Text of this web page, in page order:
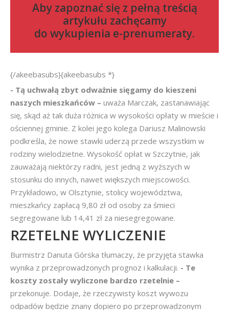
Aby zapoznać się z pełną treścią
artykułu zachęcamy
do wykupienia e-prenumeraty.
{/akeebasubs}{akeebasubs *}
- Tą uchwałą zbyt odważnie sięgamy do kieszeni
naszych mieszkańców – uważa Marczak, zastanawiając
się, skąd aż tak duża różnica w wysokości opłaty w mieście i
ościennej gminie. Z kolei jego kolega Dariusz Malinowski
podkreśla, że nowe stawki uderzą przede wszystkim w
rodziny wielodzietne. Wysokość opłat w Szczytnie, jak
zauważają niektórzy radni, jest jedną z wyższych w
stosunku do innych, nawet większych miejscowości.
Przykładowo, w Olsztynie, stolicy województwa,
mieszkańcy zapłacą 9,80 zł od osoby za śmieci
segregowane lub 14,41 zł za niesegregowane.
RZETELNE WYLICZENIE
Burmistrz Danuta Górska tłumaczy, że przyjęta stawka
wynika z przeprowadzonych prognoz i kalkulacji. - Te
koszty zostały wyliczone bardzo rzetelnie –
przekonuje. Dodaje, że rzeczywisty koszt wywozu
odpadów będzie znany dopiero po przeprowadzonym